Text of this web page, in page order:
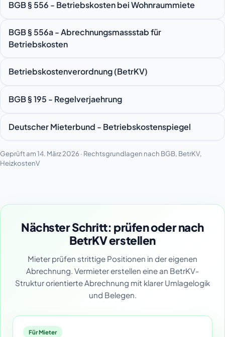
BGB § 556 - Betriebskosten bei Wohnraummiete
BGB § 556a - Abrechnungsmassstab für
Betriebskosten
Betriebskostenverordnung (BetrKV)
BGB § 195 - Regelverjaehrung
Deutscher Mieterbund - Betriebskostenspiegel
Geprüft am 14. März 2026 · Rechtsgrundlagen nach BGB, BetrKV,
HeizkostenV
Nächster Schritt: prüfen oder nach
BetrKV erstellen
Mieter prüfen strittige Positionen in der eigenen
Abrechnung. Vermieter erstellen eine an BetrKV-
Struktur orientierte Abrechnung mit klarer Umlagelogik
und Belegen.
Für Mieter